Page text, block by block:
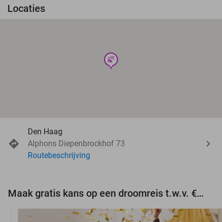
Locaties
wellness
Den Haag
Alphons Diepenbrockhof 73
Routebeschrijving
Maak gratis kans op een droomreis t.w.v. €3.000!